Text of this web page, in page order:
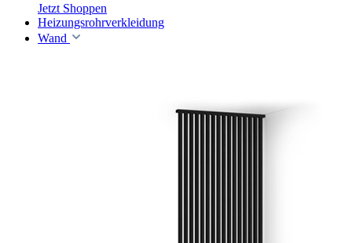
Jetzt Shoppen
Heizungsrohrverkleidung
Wand